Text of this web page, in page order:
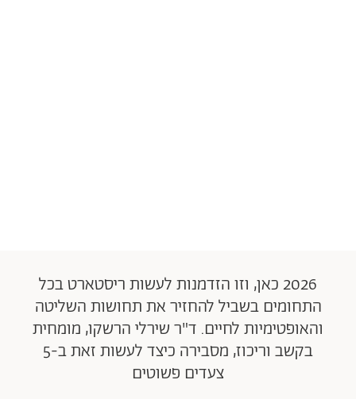
2026 כאן, וזו הזדמנות לעשות ריסטארט בכל
התחומים בשביל להחזיר את תחושות השליטה
והאופטימיות לחיים. ד"ר שירלי הרשקו, מומחית
בקשב וריכוז, מסבירה כיצד לעשות זאת ב-5
צעדים פשוטים